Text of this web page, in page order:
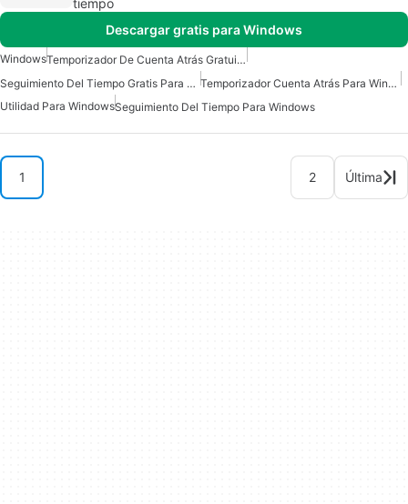
Descargar gratis para Windows
Windows
Temporizador De Cuenta Atrás Gratuito Para Windows
Seguimiento Del Tiempo Gratis Para Windows
Temporizador Cuenta Atrás Para Windows
Utilidad Para WindowsSeguimiento Del Tiempo Para Windows
1 2 Última